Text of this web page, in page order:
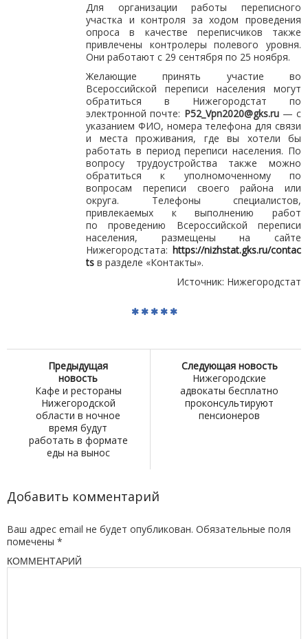
Для организации работы переписного
участка и контроля за ходом проведения
опроса в качестве переписчиков также
привлечены контролеры полевого уровня.
Они работают с 29 сентября по 25 ноября.
Желающие принять участие во
Всероссийской переписи населения могут
обратиться в Нижегородстат по
электронной почте: P52_Vpn2020@gks.ru— с
указанием ФИО, номера телефона для связи
и места проживания, где вы хотели бы
работать в период переписи населения. По
вопросу трудоустройства также можно
обратиться к уполномоченному по
вопросам переписи своего района или
округа. Телефоны специалистов,
привлекаемых к выполнению работ
по проведению Всероссийской переписи
населения, размещены на сайте
Нижегородстата: https://nizhstat.gks.ru/contac
ts в разделе «Контакты».
Источник: Нижегородстат
Предыдущая
новость
Кафе и рестораны
Нижегородской
области в ночное
время будут
работать в формате
еды на вынос
Следующая новость
Нижегородские
адвокаты бесплатно
проконсультируют
пенсионеров
Добавить комментарий
Ваш адрес email не будет опубликован. Обязательные поля
помечены *
КОММЕНТАРИЙ